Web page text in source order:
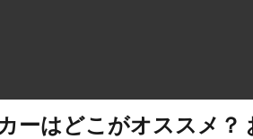
ーはどこがオススメ？